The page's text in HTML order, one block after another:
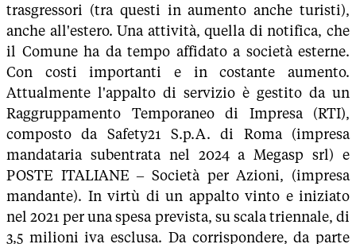
trasgressori (tra questi in aumento anche turisti),
anche all'estero. Una attività, quella di notifica, che
il Comune ha da tempo affidato a società esterne.
Con costi importanti e in costante aumento.
Attualmente l'appalto di servizio è gestito da un
Raggruppamento Temporaneo di Impresa (RTI),
composto da Safety21 S.p.A. di Roma (impresa
mandataria subentrata nel 2024 a Megasp srl) e
POSTE ITALIANE – Società per Azioni, (impresa
mandante). In virtù di un appalto vinto e iniziato
nel 2021 per una spesa prevista, su scala triennale, di
3,5 milioni iva esclusa. Da corrispondere, da parte